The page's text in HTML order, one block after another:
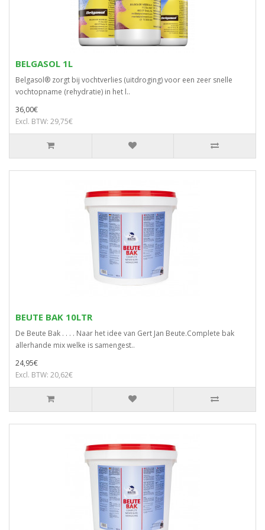
BELGASOL 1L
Belgasol® zorgt bij vochtverlies (uitdroging) voor een zeer snelle
vochtopname (rehydratie) in het l..
36,00€
Excl. BTW: 29,75€
BEUTE BAK 10LTR
De Beute Bak . . . . Naar het idee van Gert Jan Beute.Complete bak
allerhande mix welke is samengest..
24,95€
Excl. BTW: 20,62€